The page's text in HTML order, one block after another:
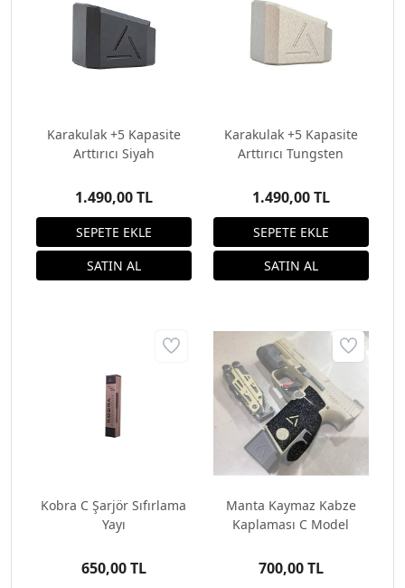
Karakulak +5 Kapasite
Arttırıcı Siyah
1.490,00 TL
Karakulak +5 Kapasite
Arttırıcı Tungsten
1.490,00 TL
Kobra C Şarjör Sıfırlama
Yayı
650,00 TL
Manta Kaymaz Kabze
Kaplaması C Model
700,00 TL